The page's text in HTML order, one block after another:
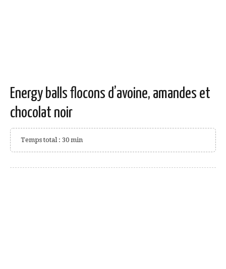
Energy balls flocons d’avoine, amandes et
chocolat noir
Temps total : 30 min